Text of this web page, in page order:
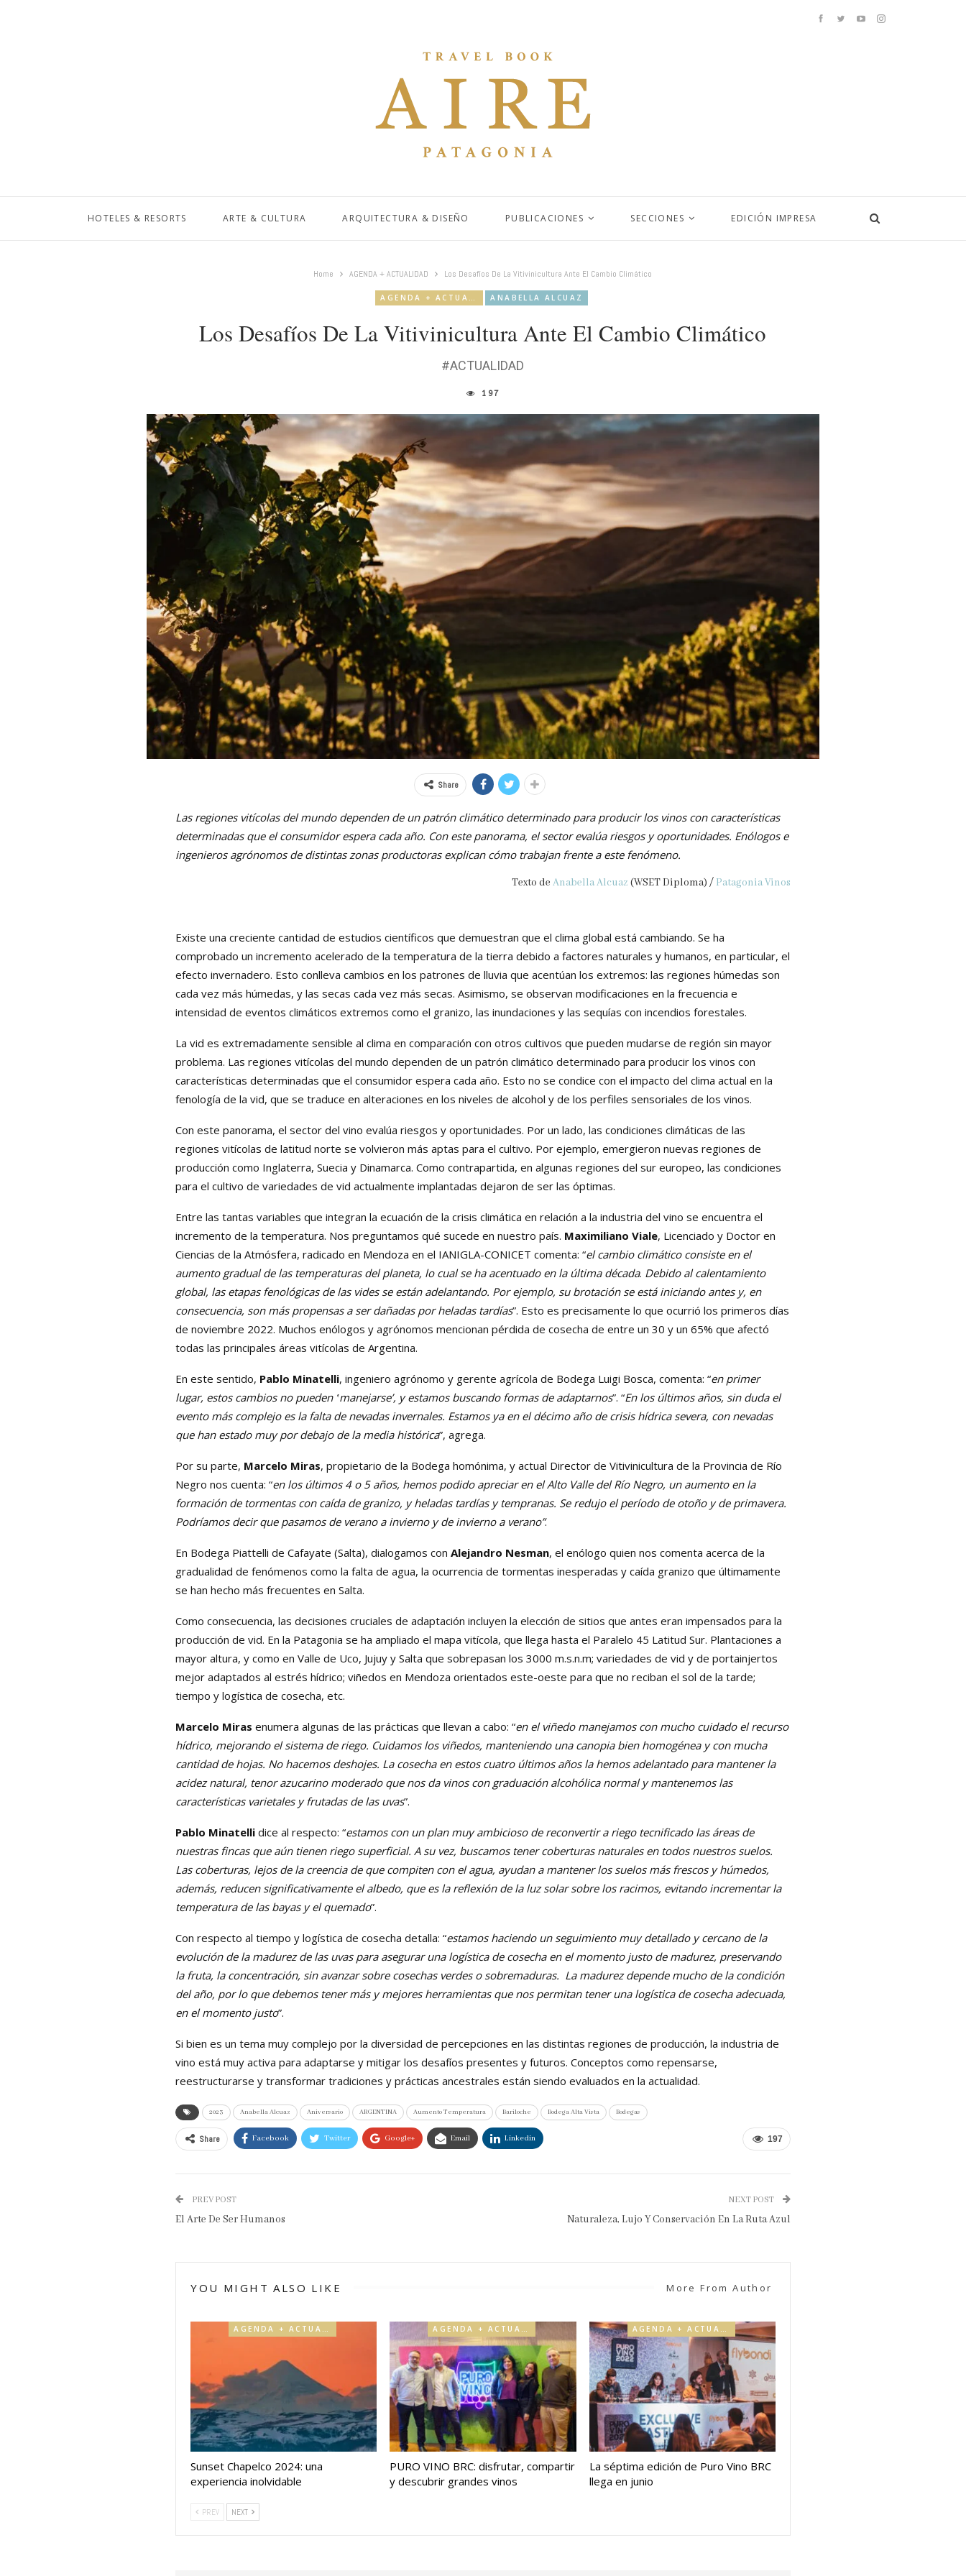
HOTELES & RESORTS ARTE & CULTURA ARQUITECTURA & DISEÑO PUBLICACIONES SECCIONES EDICIÓN IMPRESA
Home AGENDA + ACTUALIDAD Los Desafíos De La Vitivinicultura Ante El Cambio Climático
AGENDA + ACTUALIDAD ANABELLA ALCUAZ
Los Desafíos De La Vitivinicultura Ante El Cambio Climático
#ACTUALIDAD
197
Share
Las regiones vitícolas del mundo dependen de un patrón climático determinado para producir los vinos con características
determinadas que el consumidor espera cada año. Con este panorama, el sector evalúa riesgos y oportunidades. Enólogos e
ingenieros agrónomos de distintas zonas productoras explican cómo trabajan frente a este fenómeno.
Texto de Anabella Alcuaz (WSET Diploma) / Patagonia Vinos
Existe una creciente cantidad de estudios científicos que demuestran que el clima global está cambiando. Se ha
comprobado un incremento acelerado de la temperatura de la tierra debido a factores naturales y humanos, en particular, el
efecto invernadero. Esto conlleva cambios en los patrones de lluvia que acentúan los extremos: las regiones húmedas son
cada vez más húmedas, y las secas cada vez más secas. Asimismo, se observan modificaciones en la frecuencia e
intensidad de eventos climáticos extremos como el granizo, las inundaciones y las sequías con incendios forestales.
La vid es extremadamente sensible al clima en comparación con otros cultivos que pueden mudarse de región sin mayor
problema. Las regiones vitícolas del mundo dependen de un patrón climático determinado para producir los vinos con
características determinadas que el consumidor espera cada año. Esto no se condice con el impacto del clima actual en la
fenología de la vid, que se traduce en alteraciones en los niveles de alcohol y de los perfiles sensoriales de los vinos.
Con este panorama, el sector del vino evalúa riesgos y oportunidades. Por un lado, las condiciones climáticas de las
regiones vitícolas de latitud norte se volvieron más aptas para el cultivo. Por ejemplo, emergieron nuevas regiones de
producción como Inglaterra, Suecia y Dinamarca. Como contrapartida, en algunas regiones del sur europeo, las condiciones
para el cultivo de variedades de vid actualmente implantadas dejaron de ser las óptimas.
Entre las tantas variables que integran la ecuación de la crisis climática en relación a la industria del vino se encuentra el
incremento de la temperatura. Nos preguntamos qué sucede en nuestro país. Maximiliano Viale, Licenciado y Doctor en
Ciencias de la Atmósfera, radicado en Mendoza en el IANIGLA-CONICET comenta: “el cambio climático consiste en el
aumento gradual de las temperaturas del planeta, lo cual se ha acentuado en la última década. Debido al calentamiento
global, las etapas fenológicas de las vides se están adelantando. Por ejemplo, su brotación se está iniciando antes y, en
consecuencia, son más propensas a ser dañadas por heladas tardías”. Esto es precisamente lo que ocurrió los primeros días
de noviembre 2022. Muchos enólogos y agrónomos mencionan pérdida de cosecha de entre un 30 y un 65% que afectó
todas las principales áreas vitícolas de Argentina.
En este sentido, Pablo Minatelli, ingeniero agrónomo y gerente agrícola de Bodega Luigi Bosca, comenta: “en primer
lugar, estos cambios no pueden ‛manejarse’, y estamos buscando formas de adaptarnos”. “En los últimos años, sin duda el
evento más complejo es la falta de nevadas invernales. Estamos ya en el décimo año de crisis hídrica severa, con nevadas
que han estado muy por debajo de la media histórica”, agrega.
Por su parte, Marcelo Miras, propietario de la Bodega homónima, y actual Director de Vitivinicultura de la Provincia de Río
Negro nos cuenta: “en los últimos 4 o 5 años, hemos podido apreciar en el Alto Valle del Río Negro, un aumento en la
formación de tormentas con caída de granizo, y heladas tardías y tempranas. Se redujo el período de otoño y de primavera.
Podríamos decir que pasamos de verano a invierno y de invierno a verano”.
En Bodega Piattelli de Cafayate (Salta), dialogamos conAlejandro Nesman, el enólogo quien nos comenta acerca de la
gradualidad de fenómenos como la falta de agua, la ocurrencia de tormentas inesperadas y caída granizo que últimamente
se han hecho más frecuentes en Salta.
Como consecuencia, las decisiones cruciales de adaptación incluyen la elección de sitios que antes eran impensados para la
producción de vid. En la Patagonia se ha ampliado el mapa vitícola, que llega hasta el Paralelo 45 Latitud Sur. Plantaciones a
mayor altura, y como en Valle de Uco, Jujuy y Salta que sobrepasan los 3000 m.s.n.m; variedades de vid y de portainjertos
mejor adaptados al estrés hídrico; viñedos en Mendoza orientados este-oeste para que no reciban el sol de la tarde;
tiempo y logística de cosecha, etc.
Marcelo Miras enumera algunas de las prácticas que llevan a cabo: “en el viñedo manejamos con mucho cuidado el recurso
hídrico, mejorando el sistema de riego. Cuidamos los viñedos, manteniendo una canopia bien homogénea y con mucha
cantidad de hojas. No hacemos deshojes. La cosecha en estos cuatro últimos años la hemos adelantado para mantener la
acidez natural, tenor azucarino moderado que nos da vinos con graduación alcohólica normal y mantenemos las
características varietales y frutadas de las uvas”.
Pablo Minatelli dice al respecto: “estamos con un plan muy ambicioso de reconvertir a riego tecnificado las áreas de
nuestras fincas que aún tienen riego superficial. A su vez, buscamos tener coberturas naturales en todos nuestros suelos.
Las coberturas, lejos de la creencia de que compiten con el agua, ayudan a mantener los suelos más frescos y húmedos,
además, reducen significativamente el albedo, que es la reflexión de la luz solar sobre los racimos, evitando incrementar la
temperatura de las bayas y el quemado”.
Con respecto al tiempo y logística de cosecha detalla: “estamos haciendo un seguimiento muy detallado y cercano de la
evolución de la madurez de las uvas para asegurar una logística de cosecha en el momento justo de madurez, preservando
la fruta, la concentración, sin avanzar sobre cosechas verdes o sobremaduras. La madurez depende mucho de la condición
del año, por lo que debemos tener más y mejores herramientas que nos permitan tener una logística de cosecha adecuada,
en el momento justo”.
Si bien es un tema muy complejo por la diversidad de percepciones en las distintas regiones de producción, la industria de
vino está muy activa para adaptarse y mitigar los desafíos presentes y futuros. Conceptos como repensarse,
reestructurarse y transformar tradiciones y prácticas ancestrales están siendo evaluados en la actualidad.
2023 Anabella Alcuaz Aniversario ARGENTINA Aumento Temperatura Bariloche Bodega Alta Vista Bodegas
197
Share Facebook Twitter Google+ Email Linkedin
PREV POST
El Arte De Ser Humanos
NEXT POST
Naturaleza, Lujo Y Conservación En La Ruta Azul
YOU MIGHT ALSO LIKE More From Author
Sunset Chapelco 2024: una
experiencia inolvidable
PURO VINO BRC: disfrutar, compartir
y descubrir grandes vinos
La séptima edición de Puro Vino BRC
llega en junio
PREV NEXT